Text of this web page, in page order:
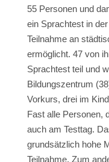
55 Personen und
ein Sprachtest in
Teilnahme an
ermöglicht. 47 von
Sprachtest teil und
Bildungszentrum
Vorkurs, drei im
Fast alle Personen,
auch am Testtag.
grundsätzlich hohe
Teilnahme. Zum